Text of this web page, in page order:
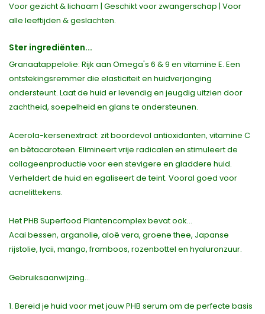
Voor gezicht & lichaam | Geschikt voor zwangerschap | Voor
alle leeftijden & geslachten.
Ster ingrediënten...
Granaatappelolie: Rijk aan Omega's 6 & 9 en vitamine E. Een
ontstekingsremmer die elasticiteit en huidverjonging
ondersteunt. Laat de huid er levendig en jeugdig uitzien door
zachtheid, soepelheid en glans te ondersteunen.
Acerola-kersenextract: zit boordevol antioxidanten, vitamine C
en bètacaroteen. Elimineert vrije radicalen en stimuleert de
collageenproductie voor een stevigere en gladdere huid.
Verheldert de huid en egaliseert de teint. Vooral goed voor
acnelittekens.
Het PHB Superfood Plantencomplex bevat ook...
Acai bessen, arganolie, aloë vera, groene thee, Japanse
rijstolie, lycii, mango, framboos, rozenbottel en hyaluronzuur.
Gebruiksaanwijzing...
1. Bereid je huid voor met jouw PHB serum om de perfecte basis